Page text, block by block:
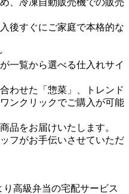
、冷凍自動販売機での販売
後すぐにご家庭で本格的な
一覧から選べる仕入れサイ
わせた「惣菜」、トレンド
ンクリックでご購入が可能
品をお届けいたします。
フがお手伝いさせていただ
り高級弁当の宅配サービス